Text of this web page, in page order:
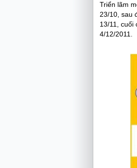
Triển lãm
23/10, sau
13/11, cuối
4/12/2011.